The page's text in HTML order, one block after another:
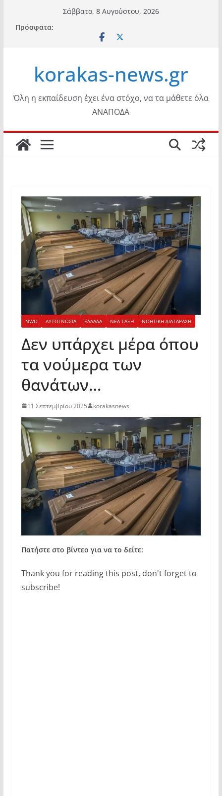
περιεχόμενο
Σάββατο, 8 Αυγούστου, 2026
Πρόσφατα:
korakas-news.gr
Όλη η εκπαίδευση έχει ένα στόχο, να τα μάθετε όλα
ΑΝΑΠΟΔΑ
NWO ΑΥΤΟΓΝΩΣΙΑ ΕΛΛΑΔΑ ΝΕΑ ΤΑΞΗ ΝΟΗΤΙΚΗ ΔΙΑΤΑΡΑΧΗ
Δεν υπάρχει μέρα όπου
τα νούμερα των
θανάτων…
11 Σεπτεμβρίου 2025 korakasnews
Πατήστε στο βίντεο για να το δείτε:
Thank you for reading this post, don't forget to
subscribe!